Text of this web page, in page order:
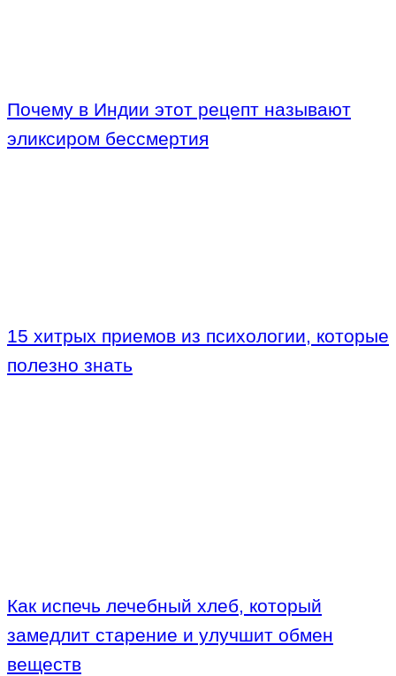
Почему в Индии этот рецепт называют
эликсиром бессмертия
15 хитрых приемов из психологии, которые
полезно знать
Как испечь лечебный хлеб, который
замедлит старение и улучшит обмен
веществ